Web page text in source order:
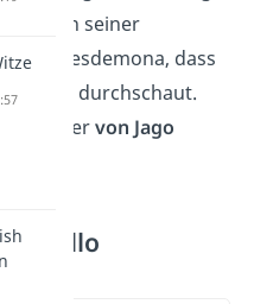
in seiner
nach Desdemona, dass
nicht durchschaut.
wird ervon Jago
Othello